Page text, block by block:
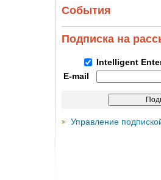
События
Подписка на
Intelligent
E-mail
Управление